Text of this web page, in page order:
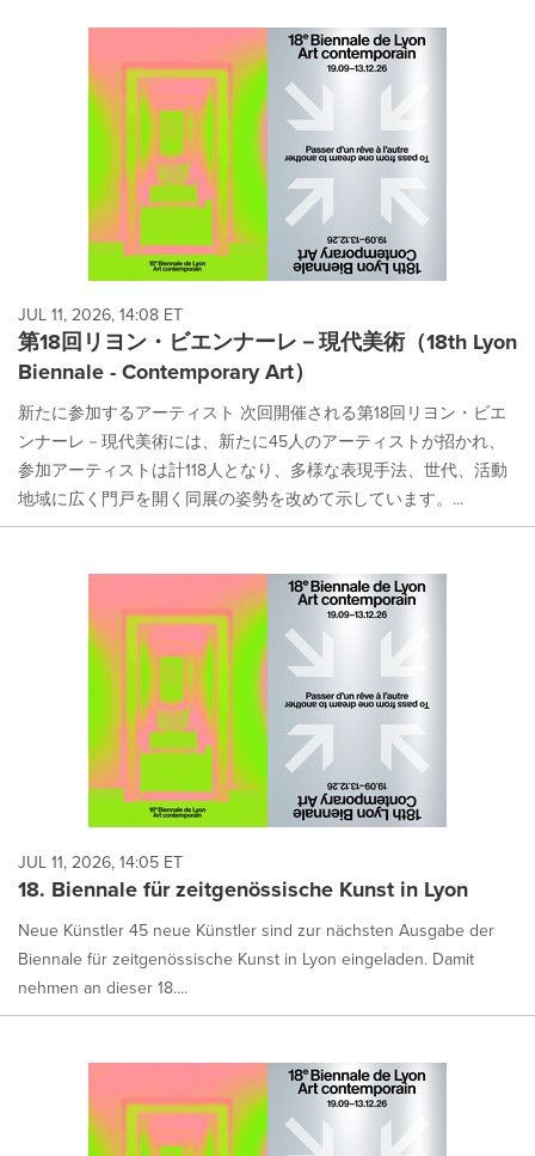
JUL 11, 2026, 14:08 ET
第18回リヨン・ビエンナーレ－現代美術（18th Lyon
Biennale - Contemporary Art）
新たに参加するアーティスト 次回開催される第18回リヨン・ビエ
ンナーレ－現代美術には、新たに45人のアーティストが招かれ、
参加アーティストは計118人となり、多様な表現手法、世代、活動
地域に広く門戸を開く同展の姿勢を改めて示しています。...
JUL 11, 2026, 14:05 ET
18. Biennale für zeitgenössische Kunst in Lyon
Neue Künstler 45 neue Künstler sind zur nächsten Ausgabe der
Biennale für zeitgenössische Kunst in Lyon eingeladen. Damit
nehmen an dieser 18....